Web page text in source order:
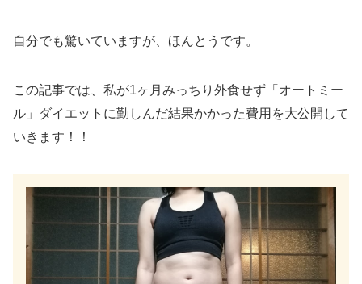
自分でも驚いていますが、ほんとうです。
この記事では、私が1ヶ月みっちり外食せず「オートミー
ル」ダイエットに勤しんだ結果かかった費用を大公開して
いきます！！